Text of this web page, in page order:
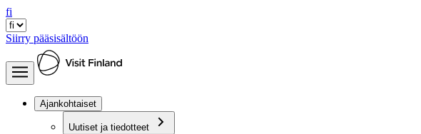
fi
Siirry pääsisältöön
Ajankohtaiset
Uutiset ja tiedotteet